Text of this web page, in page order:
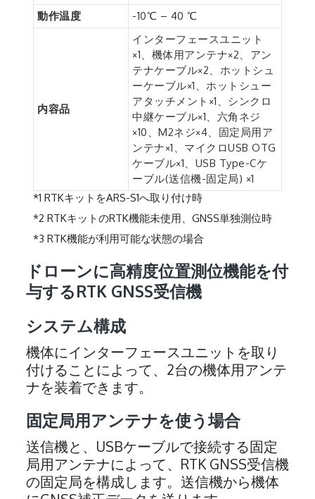
動作温度
-10℃ – 40 ℃
内容品
インターフェースユニット
×1、機体用アンテナ×2、アン
テナケーブル×2、ホットシュ
ーケーブル×1、ホットシュー
アタッチメント×1、シンクロ
中継ケーブル×1、六角ネジ
×10、M2ネジ×4、固定局用ア
ンテナ×1、マイクロUSB OTG
ケーブル×1、USB Type-Cケ
ーブル(送信機-固定局) ×1
*1 RTKキットをARS-S1へ取り付け時
*2 RTKキットのRTK機能未使用、GNSS単独測位時
*3 RTK機能が利用可能な状態の場合
ドローンに高精度位置測位機能を付
与するRTK GNSS受信機
システム構成
機体にインターフェースユニットを取り
付けることによって、2台の機体用アンテ
ナを装着できます。
固定局用アンテナを使う場合
送信機と、USBケーブルで接続する固定
局用アンテナによって、RTK GNSS受信機
の固定局を構成します。送信機から機体